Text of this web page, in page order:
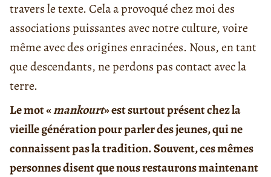
travers le texte. Cela a provoqué chez moi des
associations puissantes avec notre culture, voire
même avec des origines enracinées. Nous, en tant
que descendants, ne perdons pas contact avec la
terre.
Le mot «mankourt» est surtout présent chez la
vieille génération pour parler des jeunes, qui ne
connaissent pas la tradition. Souvent, ces mêmes
personnes disent que nous restaurons maintenant